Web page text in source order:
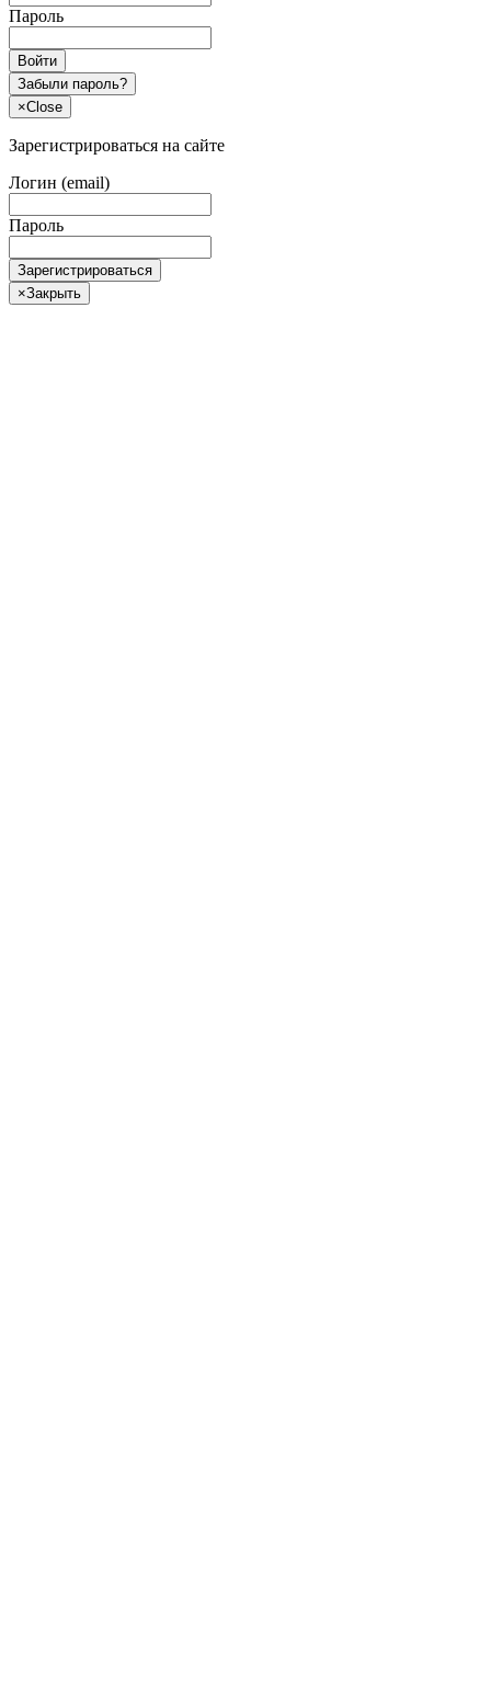
Пароль
Войти
Забыли пароль?
×Close
Зарегистрироваться на сайте
Логин (email)
Пароль
Зарегистрироваться
×Закрыть